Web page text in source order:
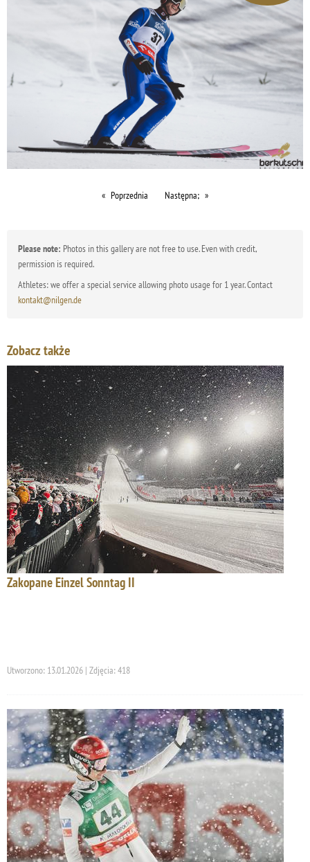
Poprzednia Następna;
Please note: Photos in this gallery are not free to use. Even with credit,
permission is required.
Athletes: we offer a special service allowing photo usage for 1 year. Contact
kontakt@nilgen.de
Zobacz także
Zakopane Einzel Sonntag II
Utworzono: 13.01.2026 | Zdjęcia: 418